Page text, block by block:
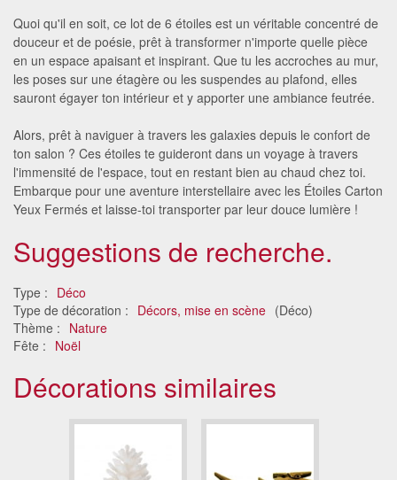
Quoi qu'il en soit, ce lot de 6 étoiles est un véritable concentré de
douceur et de poésie, prêt à transformer n'importe quelle pièce
en un espace apaisant et inspirant. Que tu les accroches au mur,
les poses sur une étagère ou les suspendes au plafond, elles
sauront égayer ton intérieur et y apporter une ambiance feutrée.
Alors, prêt à naviguer à travers les galaxies depuis le confort de
ton salon ? Ces étoiles te guideront dans un voyage à travers
l'immensité de l'espace, tout en restant bien au chaud chez toi.
Embarque pour une aventure interstellaire avec les Étoiles Carton
Yeux Fermés et laisse-toi transporter par leur douce lumière !
Suggestions de recherche.
Type : Déco
Type de décoration : Décors, mise en scène (Déco)
Thème : Nature
Fête : Noël
Décorations similaires